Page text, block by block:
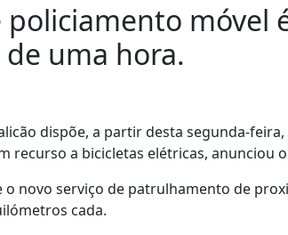
policiamento
uma hora.
dispõe, a partir desta segunda-
recurso a bicicletas elétricas, anunciou
o novo serviço de patrulhamento de
cada.